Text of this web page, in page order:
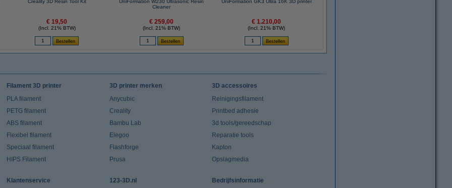
Creality 3D Resin Tool Kit
€ 19,50
(Incl. 21% BTW)
UniFormation W230 Ultrasonic Resin
Cleaner
€ 259,00
(Incl. 21% BTW)
UniFormation GK3 Ultra 16K 3D printer
€ 1.210,00
(Incl. 21% BTW)
Filament 3D printer
PLA filament
PETG filament
ABS filament
Flexibel filament
Speciaal filament
HIPS Filament
3D printer merken
Anycubic
Creality
Bambu Lab
Elegoo
Flashforge
Prusa
3D accessoires
Reinigingsfilament
Printbed adhesie
3d tools/gereedschap
Reparatie tools
Kapton
Opslagmedia
Klantenservice 123-3D.nl Bedrijfsinformatie